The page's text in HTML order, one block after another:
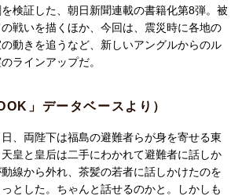
検証した、朝日新聞連載の書籍化第8弾。被
戦いを描くほか、今回は、震災時に各地の
動きを追うなど、新しいアングルからのル
ラインアップだ。
」データベースより）
、両陛下は福島の避難者らが身を寄せる東
皇と皇后は二手にわかれて避難者に話しか
線から外れ、茶髪の若者に話しかけたのを
とした。ちゃんと話せるのかと。しかしも